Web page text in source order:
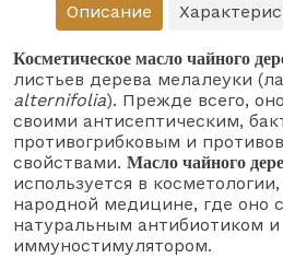
Описание
Косметическое масло чайного
листьев дерева мелалеуки
alternifolia). Прежде всего,
своими антисептическим,
противогрибковым и
свойствами. Масло чайного
используется в
народной медицине, где оно
натуральным антибиотиком и
иммуностимулятором.